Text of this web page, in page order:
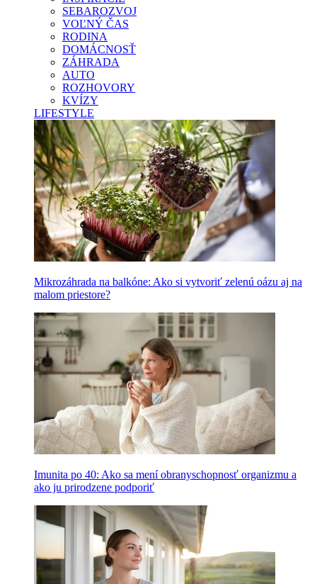
SEBAROZVOJ
VOĽNÝ ČAS
RODINA
DOMÁCNOSŤ
ZÁHRADA
AUTO
ROZHOVORY
KVÍZY
LIFESTYLE
Mikrozáhrada na balkóne: Ako si vytvoriť zelenú oázu aj na
malom priestore?
Imunita po 40: Ako sa mení obranyschopnosť organizmu a
ako ju prirodzene podporiť